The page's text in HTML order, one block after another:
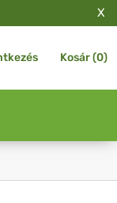
X
Kosár (0)